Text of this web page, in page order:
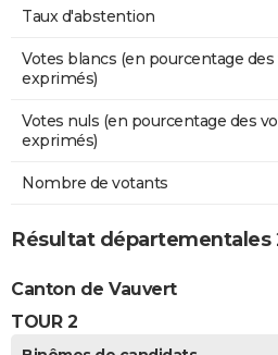
Taux d'abstention
Votes blancs (en pourcentage des
exprimés)
Votes nuls (en pourcentage des
exprimés)
Nombre de votants
Résultat départementales
Canton de Vauvert
TOUR 2